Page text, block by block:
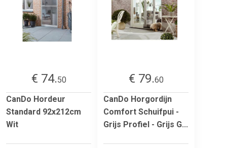
€ 74.50
CanDo Hordeur
Standard 92x212cm
Wit
€ 79.60
CanDo Horgordijn
Comfort Schuifpui -
Grijs Profiel - Grijs G...